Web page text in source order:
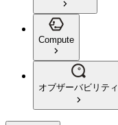
Compute
オブザーバビリティ